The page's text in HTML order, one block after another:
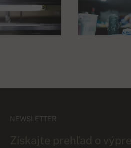
NEWSLETTER
Získajte prehľad o